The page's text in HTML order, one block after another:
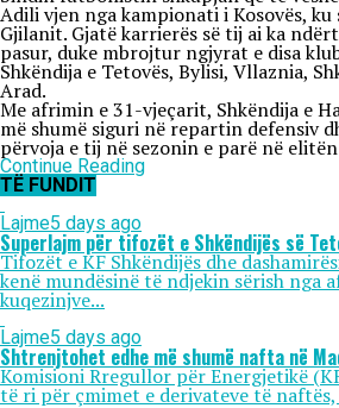
Adili vjen nga kampionati i Kosovës,
Gjilanit. Gjatë karrierës së tij ai ka
pasur, duke mbrojtur ngjyrat e disa
Shkëndija e Tetovës, Bylisi, Vllaznia,
Arad.
Me afrimin e 31-vjeçarit, Shkëndija e
më shumë siguri në repartin defensiv
përvoja e tij në sezonin e parë në
Continue Reading
TË FUNDIT
Lajme5 days ago
Superlajm për tifozët e Shkëndijës së
Tifozët e KF Shkëndijës dhe
kenë mundësinë të ndjekin sërish nga
kuqezinjve...
Lajme5 days ago
Shtrenjtohet edhe më shumë nafta në
Komisioni Rregullor për Energjetikë
të ri për çmimet e derivateve të